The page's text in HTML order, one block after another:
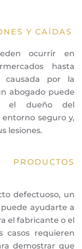
Y CAÍDAS
ocurrir en
hasta
causada por la
abogado puede
el dueño del
seguro y,
lesiones.
defectuoso, un
ayudarte a
el fabricante o el
casos requieren
demostrar que